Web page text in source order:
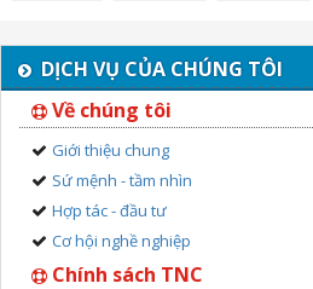
DỊCH VỤ CỦA CHÚNG TÔI
Về chúng tôi
Giới thiệu chung
Sứ mệnh - tầm nhìn
Hợp tác - đầu tư
Cơ hội nghề nghiệp
Chính sách TNC